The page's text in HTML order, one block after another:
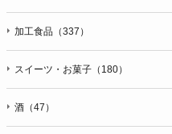
加工食品（337）
スイーツ・お菓子（180）
酒（47）